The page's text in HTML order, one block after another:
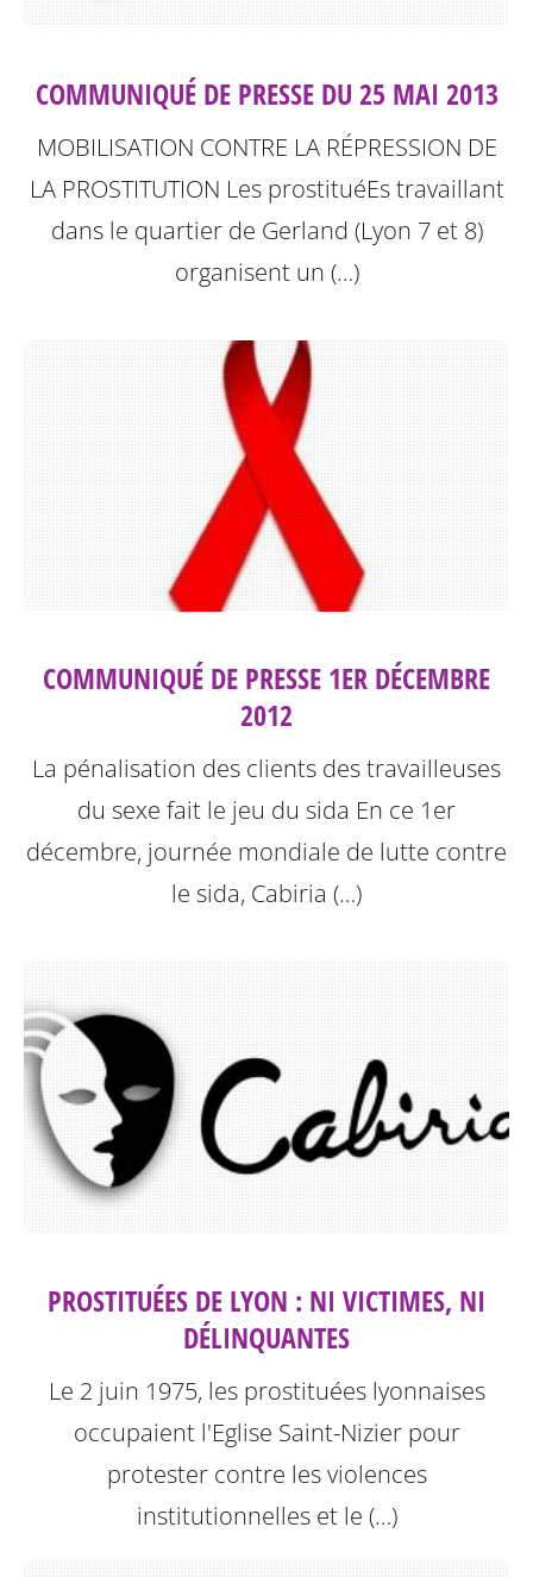
COMMUNIQUÉ DE PRESSE DU 25 MAI 2013
MOBILISATION CONTRE LA RÉPRESSION DE
LA PROSTITUTION Les prostituéEs travaillant
dans le quartier de Gerland (Lyon 7 et 8)
organisent un (…)
COMMUNIQUÉ DE PRESSE 1ER DÉCEMBRE
2012
La pénalisation des clients des travailleuses
du sexe fait le jeu du sida En ce 1er
décembre, journée mondiale de lutte contre
le sida, Cabiria (…)
PROSTITUÉES DE LYON : NI VICTIMES, NI
DÉLINQUANTES
Le 2 juin 1975, les prostituées lyonnaises
occupaient l'Eglise Saint-Nizier pour
protester contre les violences
institutionnelles et le (…)